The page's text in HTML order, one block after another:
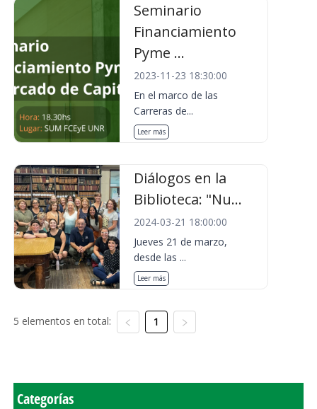
Seminario
Financiamiento
Pyme ...
2023-11-23 18:30:00
En el marco de las
Carreras de...
Leer más
Diálogos en la
Biblioteca: "Nu...
2024-03-21 18:00:00
Jueves 21 de marzo,
desde las ...
Leer más
5 elementos en total: 1
Categorías